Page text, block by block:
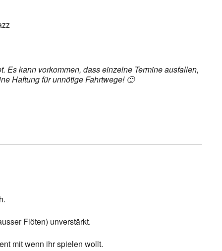
Es kann vorkommen, dass einzelne Termine ausfallen,
Haftung für unnötige Fahrtwege! 🙂
Flöten) unverstärkt.
mit wenn ihr spielen wollt.